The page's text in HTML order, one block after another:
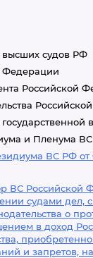
высших судов РФ
Федерации
Российской
и Пленума
ВС РФ от
ВС Российской
судами дел,
о
в доход
и запретов,